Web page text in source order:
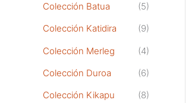
Colección Batua
(5)
Colección Katidira
(9)
Colección Merleg
(4)
Colección Duroa
(6)
Colección Kikapu
(8)